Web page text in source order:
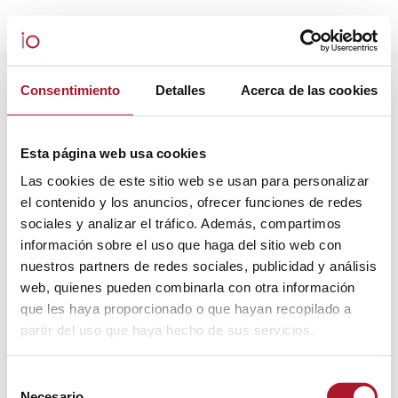
Consentimiento Detalles Acerca de las cookies
Esta página web usa cookies
Las cookies de este sitio web se usan para personalizar
el contenido y los anuncios, ofrecer funciones de redes
sociales y analizar el tráfico. Además, compartimos
información sobre el uso que haga del sitio web con
nuestros partners de redes sociales, publicidad y análisis
web, quienes pueden combinarla con otra información
que les haya proporcionado o que hayan recopilado a
partir del uso que haya hecho de sus servicios.
ARCHIVOS DIARIOS:11
DICIEMBRE, 2023
Estás aquí: